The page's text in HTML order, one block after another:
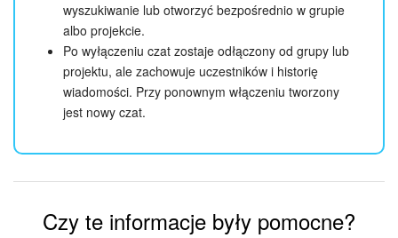
wyszukiwanie lub otworzyć bezpośrednio w grupie
albo projekcie.
Po wyłączeniu czat zostaje odłączony od grupy lub
projektu, ale zachowuje uczestników i historię
wiadomości. Przy ponownym włączeniu tworzony
jest nowy czat.
Czy te informacje były pomocne?